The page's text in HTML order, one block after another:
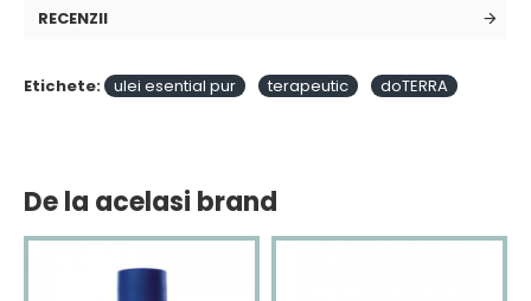
RECENZII
Etichete: ulei esential pur terapeutic doTERRA
De la acelasi brand